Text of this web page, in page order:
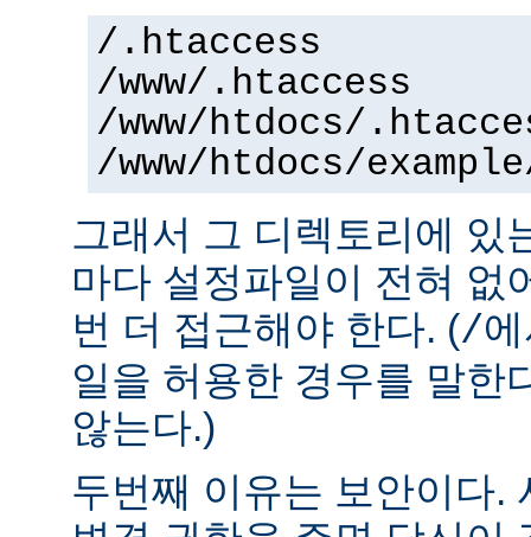
/.htaccess
/www/.htaccess
/www/htdocs/
/www/htdocs/
그래서 그 디렉토리에 있
마다 설정파일이 전혀 없
번 더 접근해야 한다. (/
일을 허용한 경우를 말한
않는다.)
두번째 이유는 보안이다.